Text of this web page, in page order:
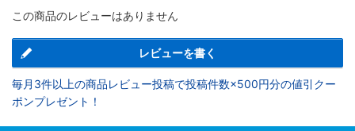
この商品のレビューはありません
レビューを書く
毎月3件以上の商品レビュー投稿で投稿件数×500円分の値引クー
ポンプレゼント！